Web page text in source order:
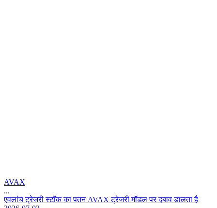
AVAX
...
एवलच टरजर सटक क पतन AVAX टरजर मडल पर दबव डलत ह